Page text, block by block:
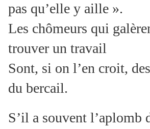
pas qu’elle y aille ».
Les chômeurs qui
trouver un travail
Sont, si on l’en croit,
du bercail.
S’il a souvent l’aplomb